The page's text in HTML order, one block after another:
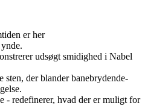
er her
udsøgt smidighed i Nabel
sten, der blander banebrydende-
- redefinerer, hvad der er muligt for